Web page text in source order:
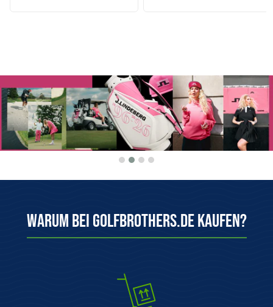
Warum bei Golfbrothers.de kaufen?